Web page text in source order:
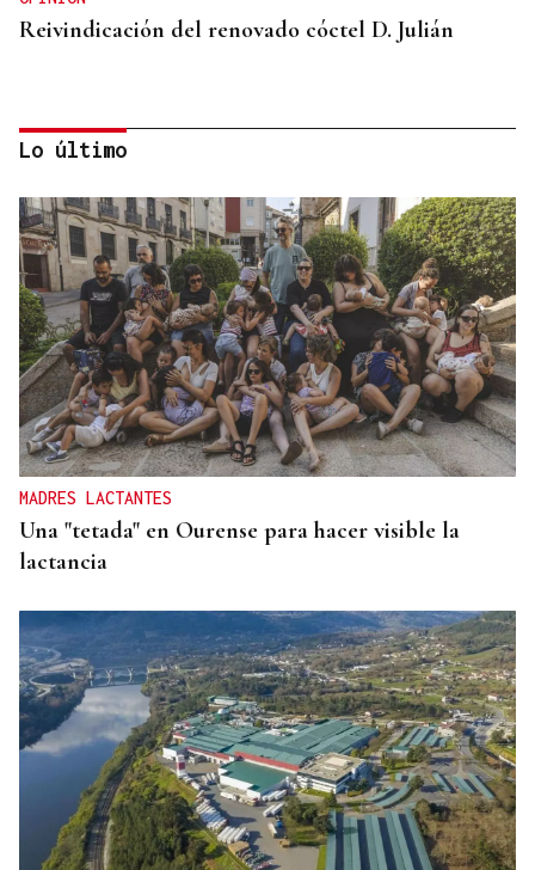
Reivindicación del renovado cóctel D. Julián
GUERRA DE UCRANIA
Rusia cifra en 640 los civiles muertos durante la
incursión ucraniana en Kursk
Lo último
MADRES LACTANTES
Una "tetada" en Ourense para hacer visible la
lactancia